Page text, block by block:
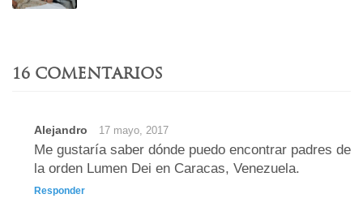
16 COMENTARIOS
Alejandro 17 mayo, 2017
Me gustaría saber dónde puedo encontrar padres de
la orden Lumen Dei en Caracas, Venezuela.
Responder